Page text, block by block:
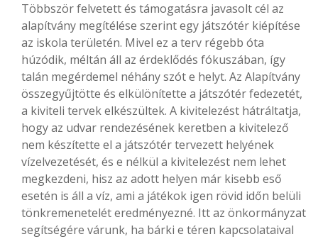
Többször felvetett és támogatásra javasolt cél az
alapítvány megítélése szerint egy játszótér kiépítése
az iskola területén. Mivel ez a terv régebb óta
húzódik, méltán áll az érdeklődés fókuszában, így
talán megérdemel néhány szót e helyt. Az Alapítvány
összegyűjtötte és elkülönítette a játszótér fedezetét,
a kiviteli tervek elkészültek. A kivitelezést hátráltatja,
hogy az udvar rendezésének keretben a kivitelező
nem készítette el a játszótér tervezett helyének
vízelvezetését, és e nélkül a kivitelezést nem lehet
megkezdeni, hisz az adott helyen már kisebb eső
esetén is áll a víz, ami a játékok igen rövid időn belüli
tönkremenetelét eredményezné. Itt az önkormányzat
segítségére várunk, ha bárki e téren kapcsolataival